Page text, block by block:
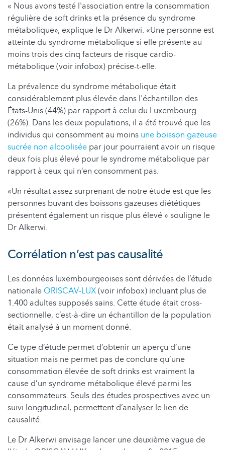
« Nous avons testé l'association entre la consommation
régulière de soft drinks et la présence du syndrome
métabolique», explique le Dr Alkerwi. «Une personne est
atteinte du syndrome métabolique si elle présente au
moins trois des cinq facteurs de risque cardio-
métabolique (voir infobox) précise-t-elle.
La prévalence du syndrome métabolique était
considérablement plus élevée dans l'échantillon des
États-Unis (44%) par rapport à celui du Luxembourg
(26%). Dans les deux populations, il a été trouvé que les
individus qui consomment au moins une boisson gazeuse
sucrée non alcoolisée par jour pourraient avoir un risque
deux fois plus élevé pour le syndrome métabolique par
rapport à ceux qui n’en consomment pas.
«Un résultat assez surprenant de notre étude est que les
personnes buvant des boissons gazeuses diététiques
présentent également un risque plus élevé » souligne le
Dr Alkerwi.
Corrélation n’est pas causalité
Les données luxembourgeoises sont dérivées de l’étude
nationale ORISCAV-LUX(voir infobox) incluant plus de
1.400 adultes supposés sains. Cette étude était cross-
sectionnelle, c’est-à-dire un échantillon de la population
était analysé à un moment donné.
Ce type d’étude permet d’obtenir un aperçu d’une
situation mais ne permet pas de conclure qu’une
consommation élevée de soft drinks est vraiment la
cause d’un syndrome métabolique élevé parmi les
consommateurs. Seuls des études prospectives avec un
suivi longitudinal, permettent d’analyser le lien de
causalité.
Le Dr Alkerwi envisage lancer une deuxième vague de